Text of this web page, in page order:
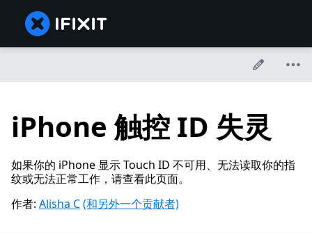
iPhone 触控 ID 失灵
如果你的 iPhone 显示 Touch ID 不可用、无法读取你的指
纹或无法正常工作，请查看此页面。
作者: Alisha C(和另外一个贡献者)